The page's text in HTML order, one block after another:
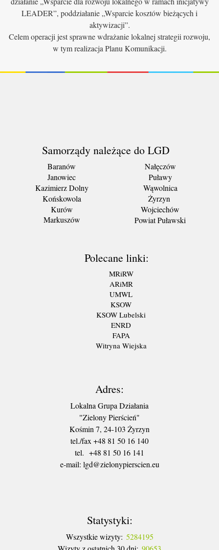
LEADER”, poddziałanie „Wsparcie kosztów bieżących i
aktywizacji”.
Celem operacji jest sprawne wdrażanie lokalnej strategii rozwoju,
w tym realizacja Planu Komunikacji.
Samorządy należące do LGD
Baranów
Janowiec
Kazimierz Dolny
Końskowola
Kurów
Markuszów
Nałęczów
Puławy
Wąwolnica
Żyrzyn
Wojciechów
Powiat Puławski
Polecane linki:
MRiRW
ARiMR
UMWL
KSOW
KSOW Lubelski
ENRD
FAPA
Witryna Wiejska
Adres:
Lokalna Grupa Działania
"Zielony Pierścień"
Kośmin 7, 24-103 Żyrzyn
tel./fax +48 81 50 16 140
tel. +48 81 50 16 141
​e-mail: lgd@zielonypierscien.eu
Statystyki:
Wszystkie wizyty: 5284195